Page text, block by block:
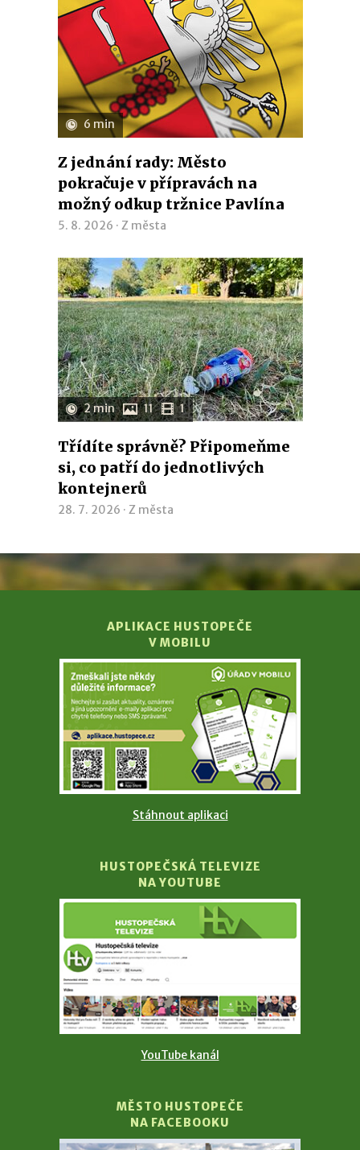
6 min
Z jednání rady: Město
pokračuje v přípravách na
možný odkup tržnice Pavlína
5. 8. 2026 · Z města
2 min 11 1
Třídíte správně? Připomeňme
si, co patří do jednotlivých
kontejnerů
28. 7. 2026 · Z města
APLIKACE HUSTOPEČE
V MOBILU
Stáhnout aplikaci
HUSTOPEČSKÁ TELEVIZE
NA YOUTUBE
YouTube kanál
MĚSTO HUSTOPEČE
NA FACEBOOKU